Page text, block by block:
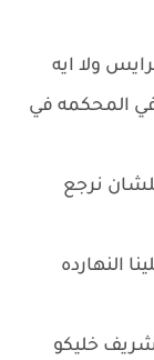
ولا ايه
المحكمه في
نرجع
النهارده
خليكو